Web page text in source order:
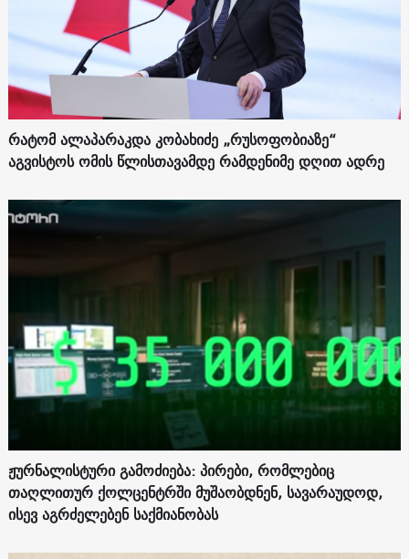
რატომ ალაპარაკდა კობახიძე „რუსოფობიაზე“
აგვისტოს ომის წლისთავამდე რამდენიმე დღით ადრე
ჟურნალისტური გამოძიება: პირები, რომლებიც
თაღლითურ ქოლცენტრში მუშაობდნენ, სავარაუდოდ,
ისევ აგრძელებენ საქმიანობას